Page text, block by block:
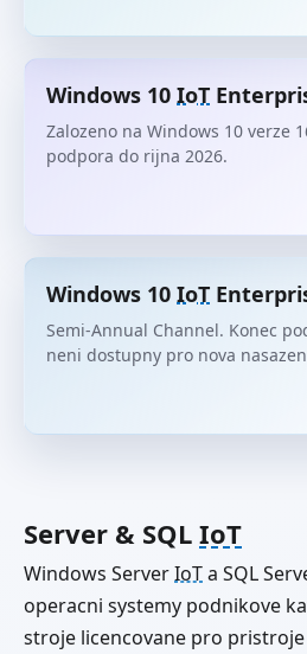
Windows 10 IoT
Zalozeno na Windows 10 verze
podpora do rijna 2026.
Windows 10 IoT
Semi-Annual Channel. Konec
neni dostupny pro nova
Server & SQL IoT
Windows ServerIoTa SQL
operacni systemy podnikove
stroje licencovane pro